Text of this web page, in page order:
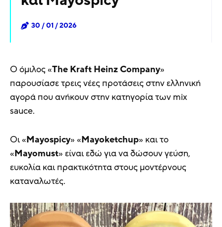
30 / 01 / 2026
Ο όμιλος «The Kraft Heinz Company»
παρουσίασε τρεις νέες προτάσεις στην ελληνική
αγορά που ανήκουν στην κατηγορία των mix
sauce.
Οι «Mayospicy» «Mayoketchup» και το
«Mayomust» είναι εδώ για να δώσουν γεύση,
ευκολία και πρακτικότητα στους μοντέρνους
καταναλωτές.